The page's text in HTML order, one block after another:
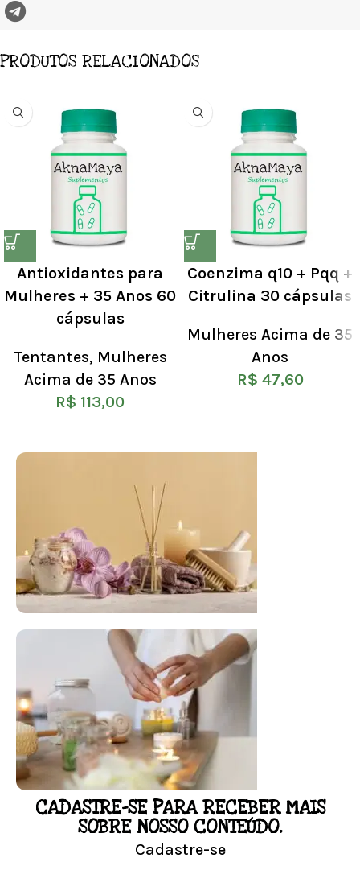
PRODUTOS RELACIONADOS
Antioxidantes para
Mulheres + 35 Anos 60
cápsulas
Tentantes, Mulheres
Acima de 35 Anos
R$ 113,00
Coenzima q10 + Pqq +
Citrulina 30 cápsulas
Mulheres Acima de 35
Anos
R$ 47,60
FLORAL DE BACH PERSONALIZADO
Responda as perguntas e receba o seu
floral em casa.
Resultado na hora!
Conheça mais e faça sua Pesquisa
LOJA
CADASTRE-SE PARA RECEBER MAIS
SOBRE NOSSO CONTEÚDO.
Cadastre-se